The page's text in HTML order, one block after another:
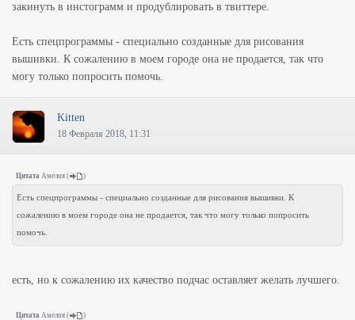
закинуть в инстограмм и продублировать в твиттере.
Есть спецпрограммы - специально созданные для рисования
вышивки. К сожалению в моем городе она не продается, так что
могу только попросить помочь.
Kitten
18 Февраля 2018, 11:31
Цитата Амелия ( )
Есть спецпрограммы - специально созданные для рисования вышивки. К
сожалению в моем городе она не продается, так что могу только попросить
помочь.
есть, но к сожалению их качество подчас оставляет желать лучшего.
Цитата Амелия ( )